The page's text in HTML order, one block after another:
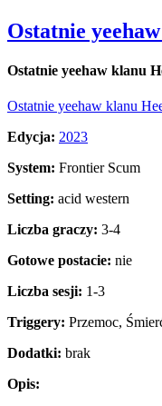
Ostatnie
Ostatnie yeehaw klanu
Ostatnie yeehaw klanu
Edycja: 2023
System: Frontier Scum
Setting: acid western
Liczba graczy: 3-4
Gotowe postacie: nie
Liczba sesji: 1-3
Triggery: Przemoc,
Dodatki: brak
Opis: